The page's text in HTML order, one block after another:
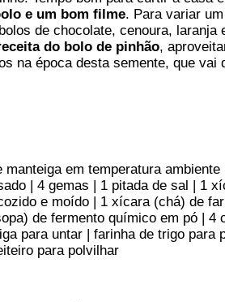
e um bom filme. Para variar
de chocolate, cenoura, laranja
do bolo de pinhão,
na época desta semente, que vai
em temperatura ambiente
| 4 gemas | 1 pitada de sal | 1
e moído | 1 xícara (chá) de
de fermento químico em pó | 4
para untar | farinha de trigo para
para polvilhar